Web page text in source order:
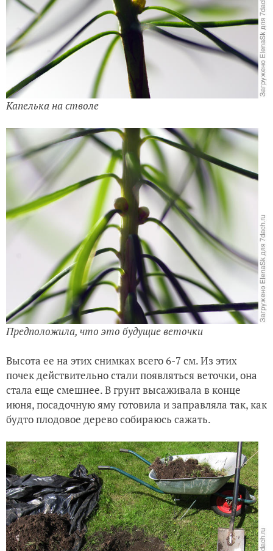
Капелька на стволе
Предположила, что это будущие веточки
Высота ее на этих снимках всего 6-7 см. Из этих
почек действительно стали появляться веточки, она
стала еще смешнее. В грунт высаживала в конце
июня, посадочную яму готовила и заправляла так, как
будто плодовое дерево собираюсь сажать.